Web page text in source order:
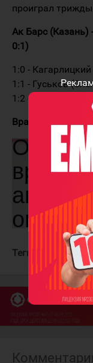
проиграл трижды.
Ак Барс (Казань)
0:1)
1:0 -
1:1 - Гуськов
1:2 - Дальбек
Вратари:
Теги: Ак Барс